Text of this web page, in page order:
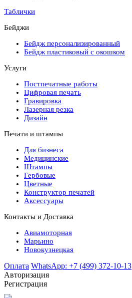
Таблички
Бейджи
Бейдж персонализированный
Бейдж пластиковый с окошком
Услуги
Постпечатные работы
Цифровая печать
Гравировка
Лазерная резка
Дизайн
Печати и штампы
Для бизнеса
Медицинские
Штампы
Гербовые
Цветные
Конструктор печатей
Аксессуары
Контакты и Доставка
Авиамоторная
Марьино
Новокузнецкая
Оплата WhatsApp: +7 (499) 372-10-13
Авторизация
Регистрация